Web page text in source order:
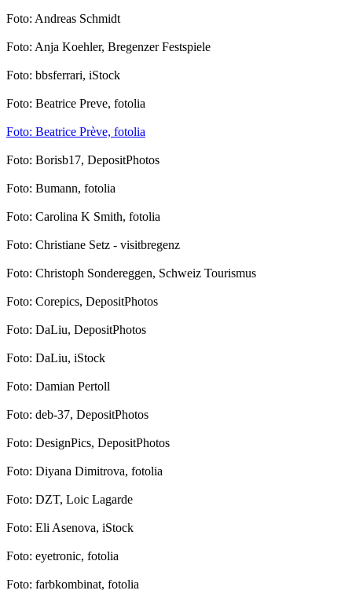
Foto: Andreas Schmidt
Foto: Anja Koehler, Bregenzer Festspiele
Foto: bbsferrari, iStock
Foto: Beatrice Preve, fotolia
Foto: Beatrice Prève, fotolia
Foto: Borisb17, DepositPhotos
Foto: Bumann, fotolia
Foto: Carolina K Smith, fotolia
Foto: Christiane Setz - visitbregenz
Foto: Christoph Sondereggen, Schweiz Tourismus
Foto: Corepics, DepositPhotos
Foto: DaLiu, DepositPhotos
Foto: DaLiu, iStock
Foto: Damian Pertoll
Foto: deb-37, DepositPhotos
Foto: DesignPics, DepositPhotos
Foto: Diyana Dimitrova, fotolia
Foto: DZT, Loic Lagarde
Foto: Eli Asenova, iStock
Foto: eyetronic, fotolia
Foto: farbkombinat, fotolia